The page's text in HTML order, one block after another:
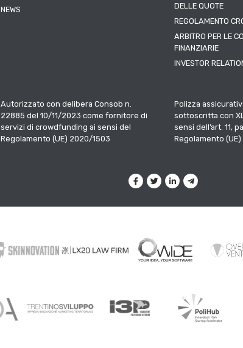
NEWS
DELLE QUOTE
REGOLAMENTO
ARBITRO PER LE
FINANZIARIE
INVESTOR
Autorizzato con delibera Consob n.
22885 del 10/11/2023 come fornitore di
servizi di crowdfunding ai sensi del
Regolamento (UE) 2020/1503
Polizza
sottoscritta con
sensi dell’art. 11,
Regolamento